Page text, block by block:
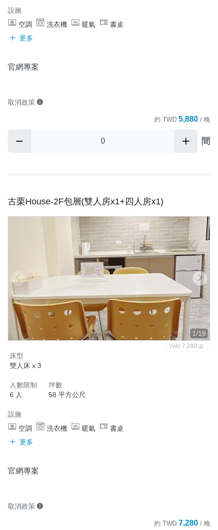
設施
空調
洗衣機 暖氣
書桌
更多
官網專案
取消政策
約 TWD 5,880 / 晚
間
古栗House-2F包層(雙人房x1+四人房x1)
1/19
TWD 7,280 起
床型
雙人床 x 3
人數限制
6 人
坪數
58 平方公尺
設施
空調
洗衣機 暖氣
書桌
更多
官網專案
取消政策
約 TWD 7,280 / 晚